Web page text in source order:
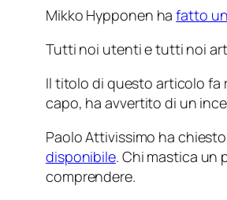
Mikko Hypponen hafatto
Tutti noi utenti e tutti noi
Il titolo di questo articolo fa
capo, ha avvertito di un
Paolo Attivissimo ha
disponibile. Chi mastica un
comprendere.